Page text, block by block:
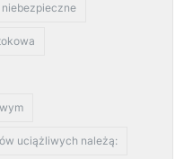
uciążliwych należą: